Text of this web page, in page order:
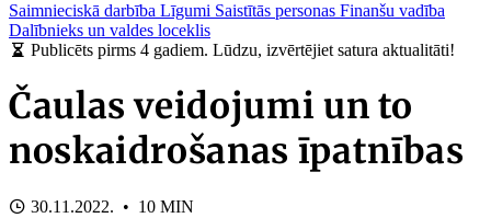
Saimnieciskā darbība Līgumi Saistītās personas Finanšu vadība
Dalībnieks un valdes loceklis
Publicēts pirms 4 gadiem. Lūdzu, izvērtējiet satura aktualitāti!
Čaulas veidojumi un to
noskaidrošanas īpatnības
30.11.2022. • 10 MIN